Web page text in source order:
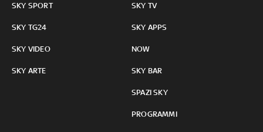
SKY SPORT
SKY TG24
SKY VIDEO
SKY ARTE
SKY TV
SKY APPS
NOW
SKY BAR
SPAZI SKY
PROGRAMMI